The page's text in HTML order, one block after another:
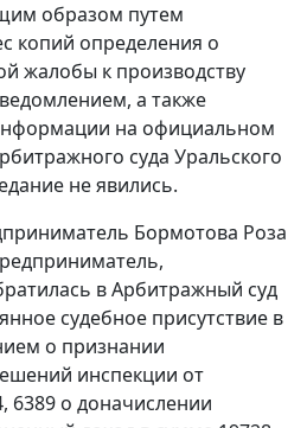
образом путем
копий определения о
жалобы к производству
а также
на официальном
суда Уральского
не явились.
Бормотова Роза
в Арбитражный суд
судебное присутствие в
о признании
инспекции от
6389 о доначислении